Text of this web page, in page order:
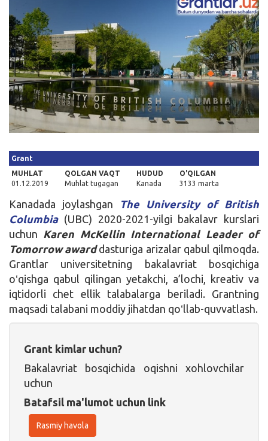
Qidirish
Kirish
Grant
MUHLAT
01.12.2019
QOLGAN VAQT
Muhlat tugagan
HUDUD
Kanada
O'QILGAN
3133 marta
Kanadada joylashgan
The University of British
Columbia(UBC) 2020-2021-yilgi bakalavr kurslari
uchun Karen McKellin International Leader of
Tomorrow awarddasturiga arizalar qabul qilmoqda.
Grantlar universitetning bakalavriat bosqichiga
oʻqishga qabul qilingan yetakchi, a’lochi, kreativ va
iqtidorli chet ellik talabalarga beriladi. Grantning
maqsadi talabani moddiy jihatdan qoʻllab-quvvatlash.
Grant kimlar uchun?
Bakalavriat bosqichida oqishni xohlovchilar
uchun
Batafsil ma'lumot uchun link
Rasmiy havola